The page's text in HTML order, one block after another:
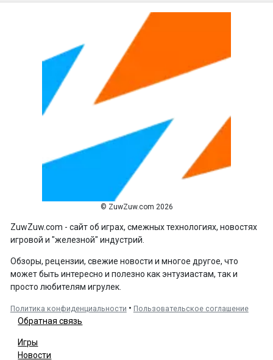
© ZuwZuw.com 2026
ZuwZuw.com - сайт об играх, смежных технологиях, новостях
игровой и "железной" индустрий.
Обзоры, рецензии, свежие новости и многое другое, что
может быть интересно и полезно как энтузиастам, так и
просто любителям игрулек.
Политика конфиденциальности • Пользовательское соглашение
Обратная связь
Игры
Новости